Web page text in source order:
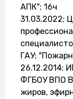
АПК"; 16ч
31.03.2022;
ГАУ;
26.12.2014;
ФГБОУ ВПО
жиров,